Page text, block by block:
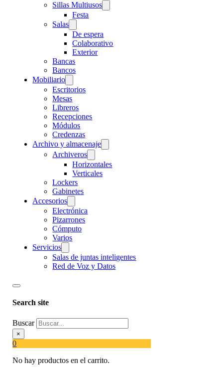
Sillas Multiusos
Festa
Salas
De espera
Colaborativo
Exterior
Bancas
Bancos
Mobiliario
Escritorios
Mesas
Libreros
Recepciones
Módulos
Credenzas
Archivo y almacenaje
Archiveros
Horizontales
Verticales
Lockers
Gabinetes
Accesorios
Electrónica
Pizarrones
Cómputo
Varios
Servicios
Salas de juntas inteligentes
Red de Voz y Datos
Search site
Buscar
×
0
No hay productos en el carrito.